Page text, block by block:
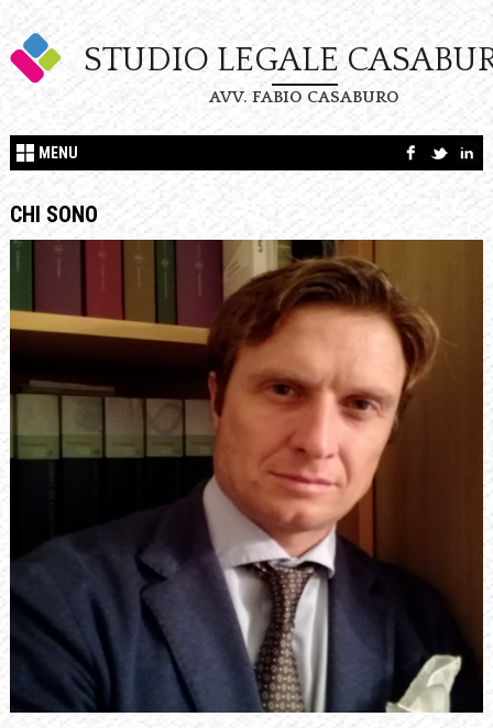
STUDIO LEGALE
AVV. FABIO CASABURO
MENU
CHI SONO